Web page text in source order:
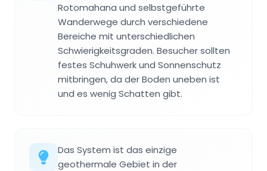
Rotomahana und selbstgeführte
Wanderwege durch verschiedene
Bereiche mit unterschiedlichen
Schwierigkeitsgraden. Besucher sollten
festes Schuhwerk und Sonnenschutz
mitbringen, da der Boden uneben ist
und es wenig Schatten gibt.
Das System ist das einzige
geothermale Gebiet in der